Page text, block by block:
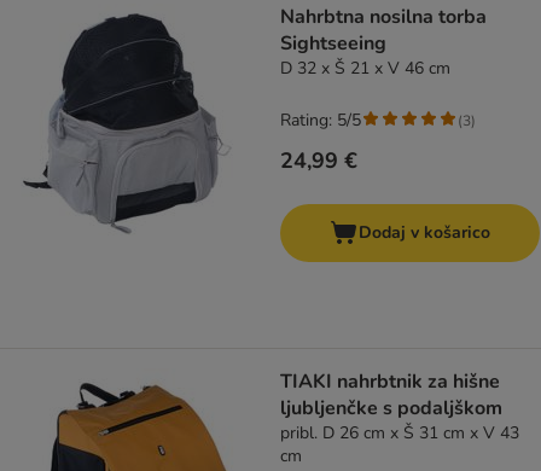
Nahrbtna nosilna torba
Sightseeing
D 32 x Š 21 x V 46 cm
24,99 €
Rating: 5/5 (3)
Dodaj v košarico
TIAKI nahrbtnik za hišne
ljubljenčke s podaljškom
pribl. D 26 cm x Š 31 cm x V 43
cm